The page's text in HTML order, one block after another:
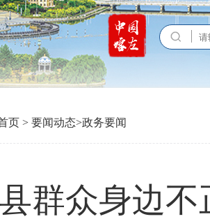
页 > 要闻动态>政务要闻
群众身边